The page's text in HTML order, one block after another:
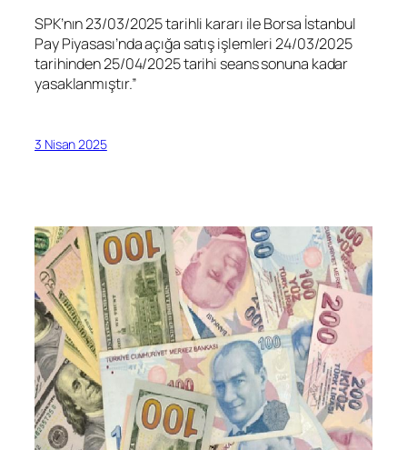
SPK’nın 23/03/2025 tarihli kararı ile Borsa İstanbul
Pay Piyasası’nda açığa satış işlemleri 24/03/2025
tarihinden 25/04/2025 tarihi seans sonuna kadar
yasaklanmıştır.”
3 Nisan 2025